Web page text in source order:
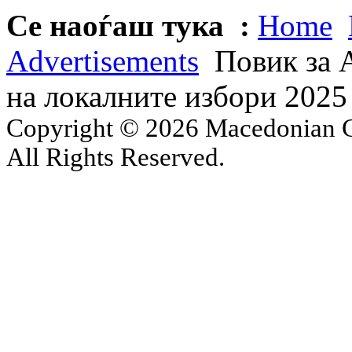
Се наоѓаш тука : Home
Advertisements Повик за
на локалните избори 2025
Copyright © 2026 Macedonian
All Rights Reserved.